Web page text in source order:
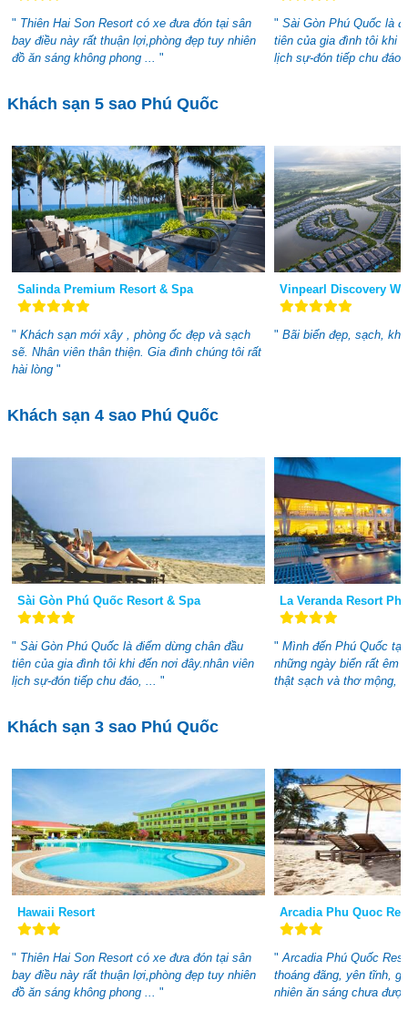
" Thiên Hai Son Resort có xe đưa đón tại sân
bay điều này rất thuận lợi,phòng đẹp tuy nhiên
đồ ăn sáng không phong ... "
" Sài Gòn Phú Quốc là
tiên của gia đình tôi khi
lịch sự-đón tiếp chu
Khách sạn 5 sao Phú Quốc
Salinda Premium Resort & Spa
" Khách sạn mới xây , phòng ốc đẹp và sạch
sẽ. Nhân viên thân thiện. Gia đình chúng tôi rất
hài lòng "
Vinpearl Discovery
" Bãi biển đẹp, sạch,
Khách sạn 4 sao Phú Quốc
Sài Gòn Phú Quốc Resort & Spa
" Sài Gòn Phú Quốc là điểm dừng chân đầu
tiên của gia đình tôi khi đến nơi đây.nhân viên
lịch sự-đón tiếp chu đáo, ... "
La Veranda Resort
" Mình đến Phú Quốc
những ngày biển rất êm
thật sạch và thơ mộng,
Khách sạn 3 sao Phú Quốc
Hawaii Resort
" Thiên Hai Son Resort có xe đưa đón tại sân
bay điều này rất thuận lợi,phòng đẹp tuy nhiên
đồ ăn sáng không phong ... "
Arcadia Phu Quoc
" Arcadia Phú Quốc
thoáng đãng, yên tĩnh,
nhiên ăn sáng chưa